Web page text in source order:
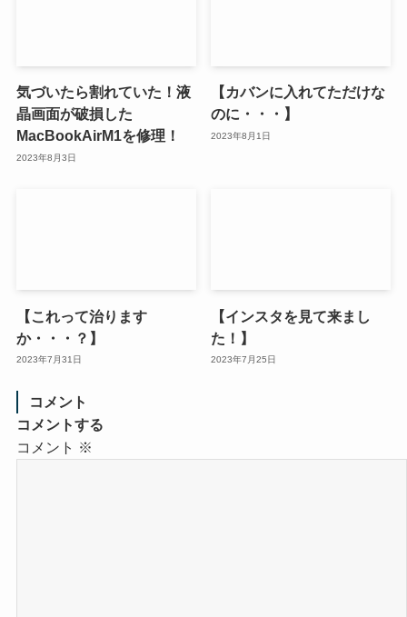
気づいたら割れていた！液
晶画面が破損した
MacBookAirM1を修理！
2023年8月3日
【カバンに入れてただけな
のに・・・】
2023年8月1日
【これって治ります
か・・・？】
2023年7月31日
【インスタを見て来まし
た！】
2023年7月25日
コメント
コメントする
コメント ※